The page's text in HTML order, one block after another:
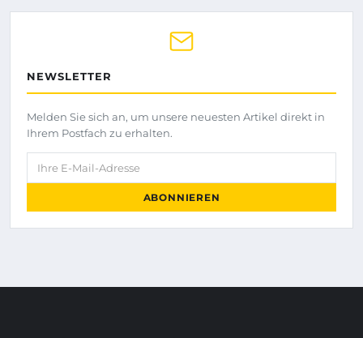
NEWSLETTER
Melden Sie sich an, um unsere neuesten Artikel direkt in
Ihrem Postfach zu erhalten.
Ihre E-Mail-Adresse
ABONNIEREN